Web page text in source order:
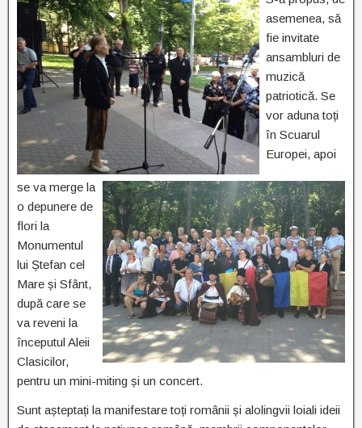
asemenea, să
fie invitate
ansambluri de
muzică
patriotică. Se
vor aduna toți
în Scuarul
Europei, apoi
se va merge la
o depunere de
flori la
Monumentul
lui Ștefan cel
Mare și Sfânt,
după care se
va reveni la
începutul Aleii
Clasicilor,
pentru un mini-miting și un concert.
Sunt așteptați la manifestare toți românii și alolingvii loiali ideii